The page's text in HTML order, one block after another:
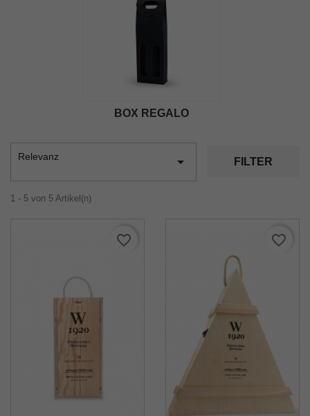
BOX REGALO
Relevanz  FILTER
1 - 5 von 5 Artikel(n)
favorite_border favorite_border